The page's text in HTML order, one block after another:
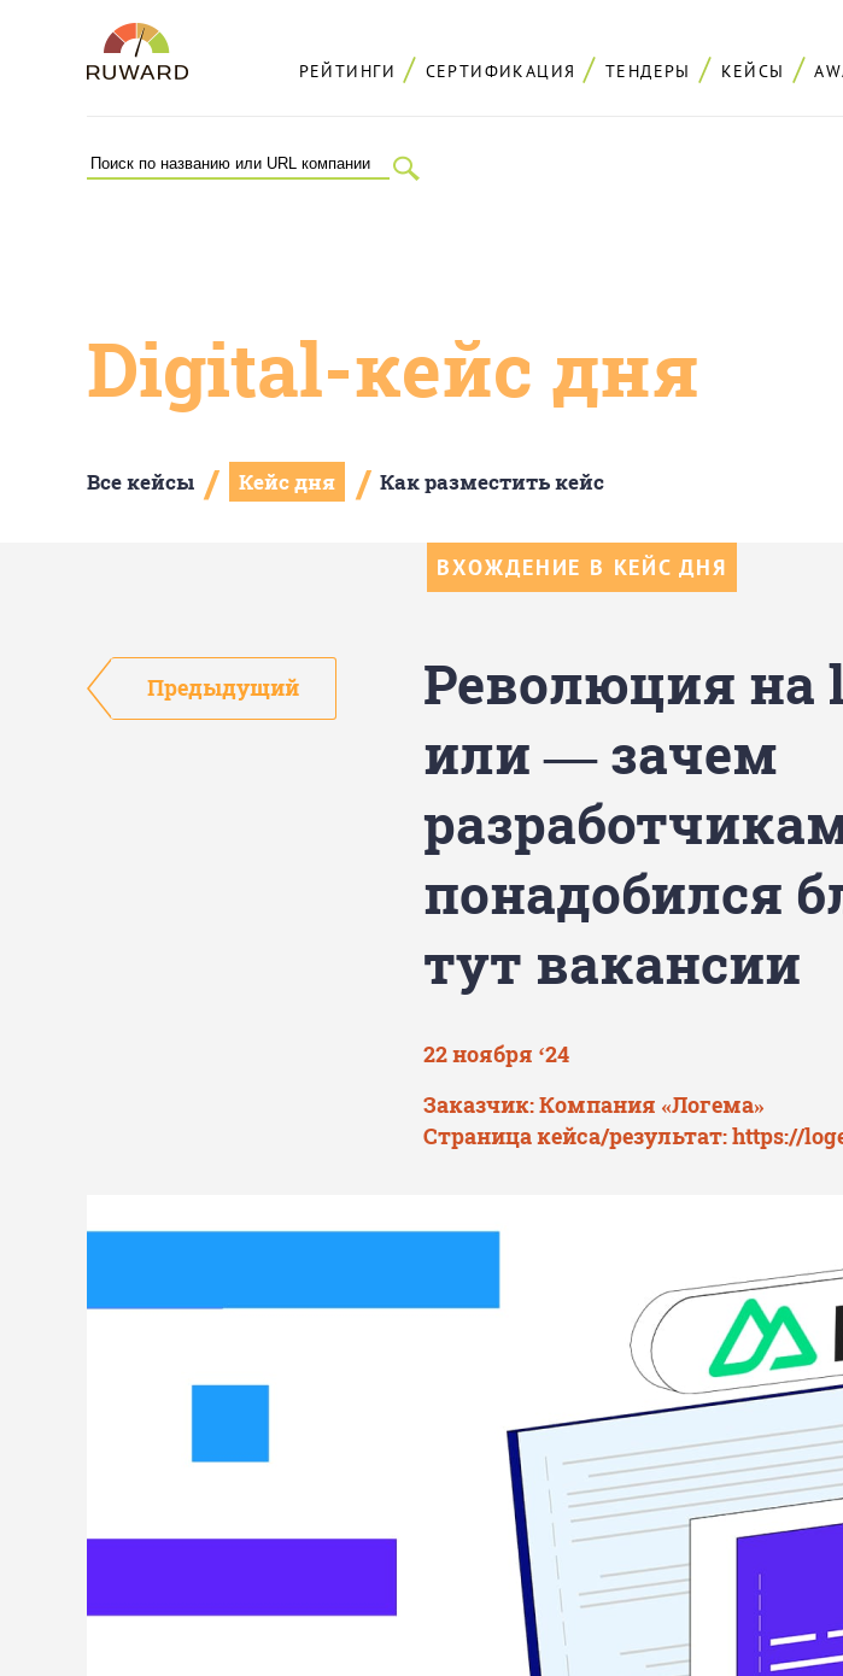
РЕЙТИНГИ СЕРТИФИКАЦИЯ ТЕНДЕРЫ КЕЙСЫ
Digital-кейс дня
Все кейсы / Кейс дня / Как разместить кейс
Предыдущий
Революция на
или — зачем
понадобился
тут вакансии
ВХОЖДЕНИЕ В КЕЙС ДНЯ
22 ноября ‘24
Заказчик: Компания «Логема»
Страница кейса/результат:https://